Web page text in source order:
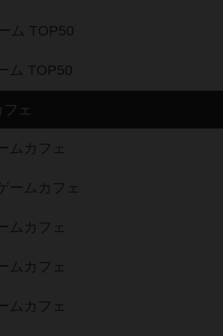
ム TOP50
ム TOP50
ェ
ムカフェ
ームカフェ
ムカフェ
ムカフェ
ムカフェ